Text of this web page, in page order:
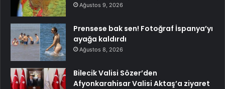
Ağustos 9, 2026
Prensese bak sen! Fotoğraf İspanya’yı
ayağa kaldırdı
Ağustos 8, 2026
Bilecik Valisi Sözer’den
Afyonkarahisar Valisi Aktaş’a ziyaret